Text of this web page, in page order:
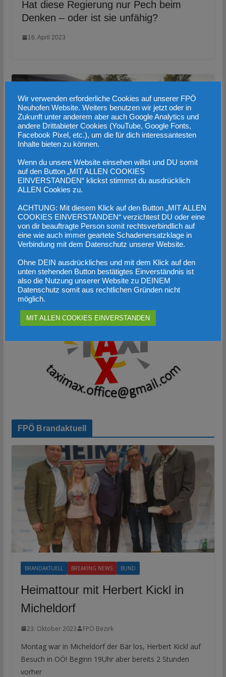
Hat diese Regierung nur Pech beim
Denken – oder ist sie unfähig?
16. April 2023
Hoffnung und Zufall
12. April 2023
Werbung
FPÖ Brandaktuell
BRANDAKTUELL BREAKING NEWS BUND
Heimattour mit Herbert Kickl in
Micheldorf
23. Oktober 2023 FPÖ Bezirk
Montag war in Micheldorf der Bär los, Herbert Kickl auf
Besuch in OÖ! Beginn 19Uhr aber bereits 2 Stunden
vorher
Wir verwenden erforderliche Cookies auf unserer FPÖ
Neuhofen Website. Weiters benutzen wir jetzt oder in
Zukunft unter anderem aber auch Google Analytics und
andere Drittabieter Cookies (YouTube, Google Fonts,
Facebook Pixel, etc.), um die für dich interessantesten
Inhalte bieten zu können.
Wenn du unsere Website einsehen willst und DU somit
auf den Button „MIT ALLEN COOKIES
EINVERSTANDEN“ klickst stimmst du ausdrücklich
ALLEN Cookies zu.
ACHTUNG: Mit diesem Klick auf den Button „MIT ALLEN
COOKIES EINVERSTANDEN“ verzichtest DU oder eine
von dir beauftragte Person somit rechtsverbindlich auf
eine wie auch immer geartete Schadenersatzklage in
Verbindung mit dem Datenschutz unserer Website.
Ohne DEIN ausdrückliches und mit dem Klick auf den
unten stehenden Button bestätigtes Einverständnis ist
also die Nutzung unserer Website zu DEINEM
Datenschutz somit aus rechtlichen Gründen nicht
möglich.
MIT ALLEN COOKIES EINVERSTANDEN